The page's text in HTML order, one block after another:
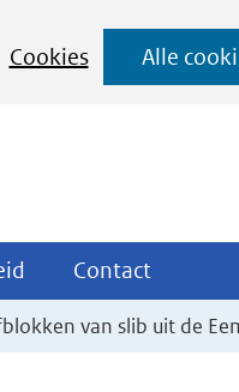
Cookies
Alle
Ga
Overheid
Uitklappen
Contact
van slib uit de